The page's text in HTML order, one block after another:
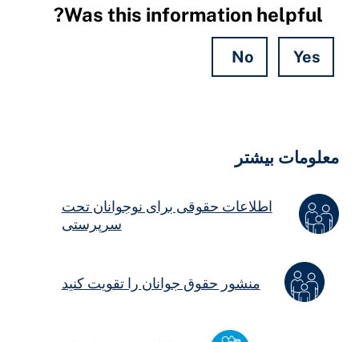
Was this information helpful?
Yes
No
معلومات بیشتر
اطلاعات حقوقی برای نوجوانان تحت
سرپرستی
منشور حقوق جوانان را تقویت کنید